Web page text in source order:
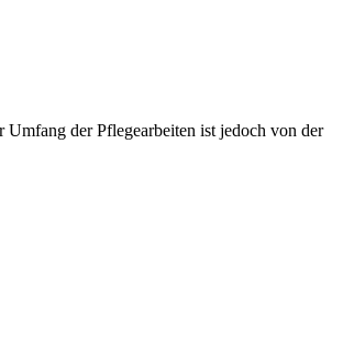
der Pflegearbeiten ist jedoch von der